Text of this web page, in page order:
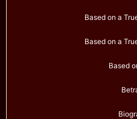
Based on a
Based on a
Based